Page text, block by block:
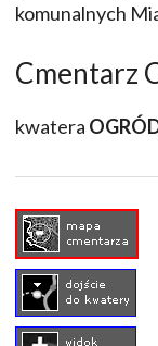
komunalnych
Cmentarz
kwatera